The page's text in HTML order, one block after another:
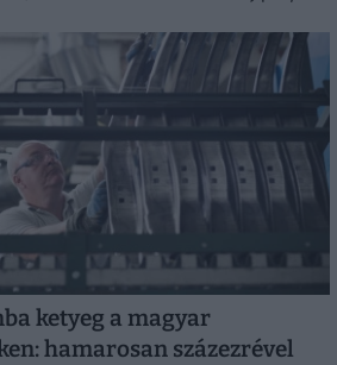
ketyeg a magyar
hamarosan százezrével